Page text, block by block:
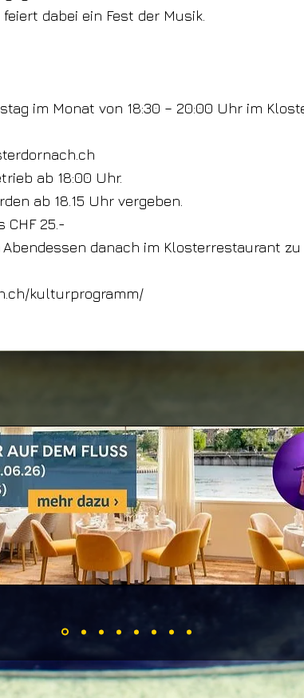
dabei ein Fest der Musik.
im Monat von 18:30 – 20:00 Uhr im
ab 18:00 Uhr.
ab 18.15 Uhr vergeben.
CHF 25.-
danach im Klosterrestaurant zu
kulturprogramm/